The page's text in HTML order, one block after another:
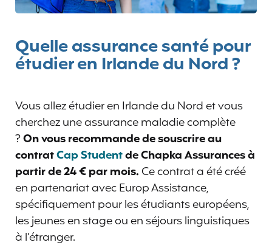
Quelle assurance santé pour
étudier en Irlande du Nord ?
Vous allez étudier en Irlande du Nord et vous
cherchez une assurance maladie complète
?On vous recommande de souscrire au
contratCap Studentde Chapka Assurances à
partir de 24 € par mois.Ce contrat a été créé
en partenariat avec Europ Assistance,
spécifiquement pour les étudiants européens,
les jeunes en stage ou en séjours linguistiques
à l’étranger.